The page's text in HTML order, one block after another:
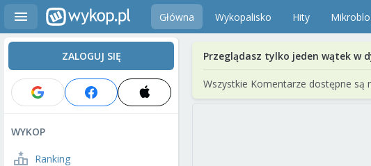
Główna Wykopalisko Hity
ZALOGUJ SIĘ
WYKOP
Ranking
Przeglądasz tylko jeden wątek w
Wszystkie Komentarze dostępne są